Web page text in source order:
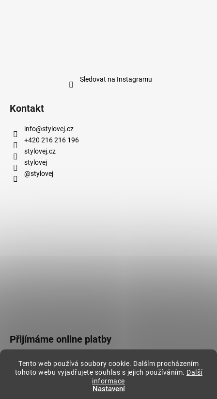
Tento web používá soubory cookie. Dalším procházením
tohoto webu vyjadřujete souhlas s jejich používáním. Další
informace
Nastavení
Sledovat na Instagramu
Kontakt
info@stylovej.cz
+420 216 216 196
stylovej.cz
stylovej
@stylovej
Přijímáme online platby
Vytvořil Shoptet